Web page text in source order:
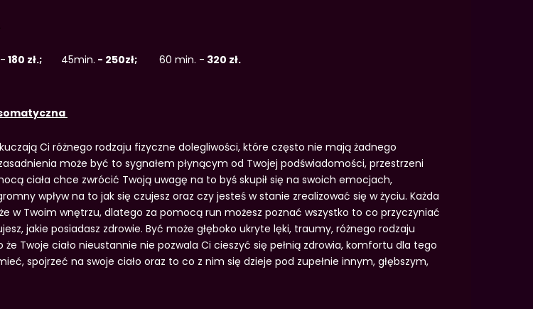
180 zł.; 45min. - 250zł; 60 min. - 320 zł.
Ci różnego rodzaju fizyczne dolegliwości, które często nie mają żadnego
może być to sygnałem płynącym od Twojej podświadomości, przestrzeni
ciała chce zwrócić Twoją uwagę na to byś skupił się na swoich emocjach,
wpływ na to jak się czujesz oraz czy jesteś w stanie zrealizować się w życiu. Każda
w Twoim wnętrzu, dlatego za pomocą run możesz poznać wszystko to co przyczyniać
jakie posiadasz zdrowie. Być może głęboko ukryte lęki, traumy, różnego rodzaju
Twoje ciało nieustannie nie pozwala Ci cieszyć się pełnią zdrowia, komfortu dla tego
spojrzeć na swoje ciało oraz to co z nim się dzieje pod zupełnie innym, głębszym,